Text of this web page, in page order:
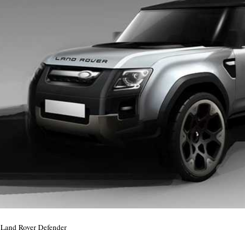
Land Rover Defender